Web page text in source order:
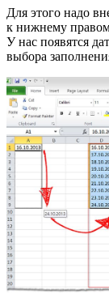
Для этого надо
к нижнему
У нас появятся
выбора